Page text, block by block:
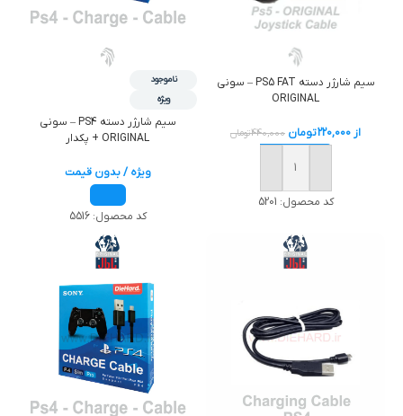
سيم شارژر دسته PS5 FAT – سوني
ORIGINAL
از 220,000تومان 440,000تومان
خرید
کد محصول: 5201
ناموجود
ویژه
سيم شارژر دسته PS4 – سوني
ORIGINAL + پکدار
ویژه / بدون قیمت
کد محصول:5516